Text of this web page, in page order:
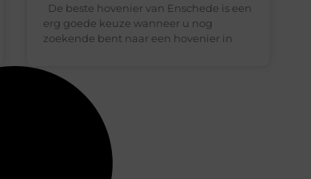
De beste hovenier van Enschede is een
erg goede keuze wanneer u nog
zoekende bent naar een hovenier in